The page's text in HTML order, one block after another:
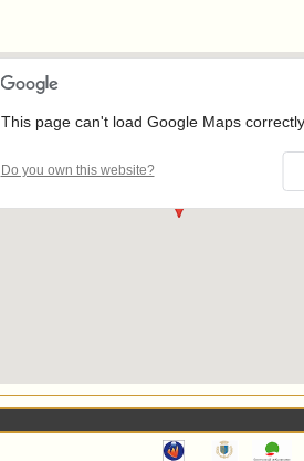
This page can't load Google Maps
Do you own this website?